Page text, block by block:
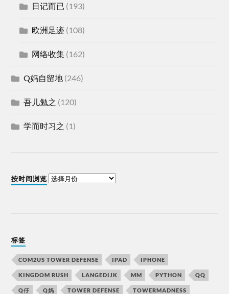
日记而已 (193)
欧洲足迹 (108)
网络收集 (162)
Q妈自留地 (246)
吾儿勉之 (120)
学而时习之 (1)
按时间浏览
标签
COM2US TOWER DEFENSE IPAD IPHONE
KINGDOM RUSH LANGEDIJK MM PYTHON QQ
Q仔 Q妈 TOWER DEFENSE TOWERMADNESS